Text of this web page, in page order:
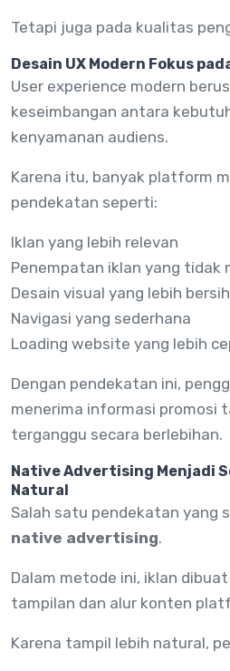
Tetapi juga pada kualitas
Desain UX Modern Fokus
User experience modern
keseimbangan antara
kenyamanan audiens.
Karena itu, banyak platform
pendekatan seperti:
Iklan yang lebih relevan
Penempatan iklan yang tidak
Desain visual yang lebih bersih
Navigasi yang sederhana
Loading website yang lebih
Dengan pendekatan ini,
menerima informasi promosi
terganggu secara berlebihan.
Native Advertising Menjadi
Natural
Salah satu pendekatan yang
native advertising.
Dalam metode ini, iklan
tampilan dan alur konten
Karena tampil lebih natural,